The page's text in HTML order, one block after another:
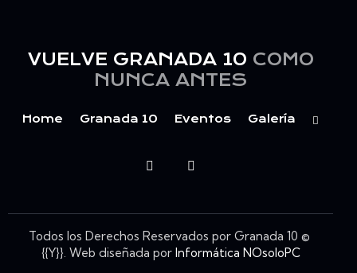
VUELVE GRANADA 10 COMO
NUNCA ANTES
Home Granada 10 Eventos Galería
Todos los Derechos Reservados por Granada 10 ©
{{Y}}. Web diseñada porInformática NOsoloPC